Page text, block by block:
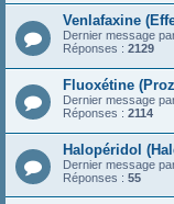
Venlafaxine
Dernier message
Réponses : 2129
Fluoxétine
Dernier message
Réponses : 2114
Halopéridol
Dernier message
Réponses : 55